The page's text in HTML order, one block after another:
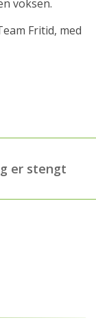
voksen.
Fritid, med
er stengt